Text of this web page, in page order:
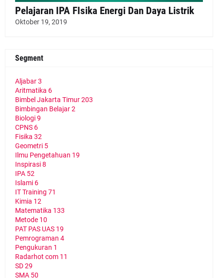
Pelajaran IPA FIsika Energi Dan Daya Listrik
Oktober 19, 2019
Segment
Aljabar3
Aritmatika 6
Bimbel Jakarta Timur203
Bimbingan Belajar2
Biologi9
CPNS 6
Fisika 32
Geometri 5
Ilmu Pengetahuan 19
Inspirasi8
IPA 52
Islami 6
IT Training 71
Kimia 12
Matematika 133
Metode 10
PAT PAS UAS 19
Pemrograman 4
Pengukuran 1
Radarhot com 11
SD29
SMA 50